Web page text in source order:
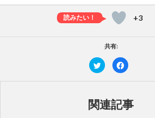
+3
共有:
ク
リ
ク
T
w
i
F
a
e
o
k
で
関連記事